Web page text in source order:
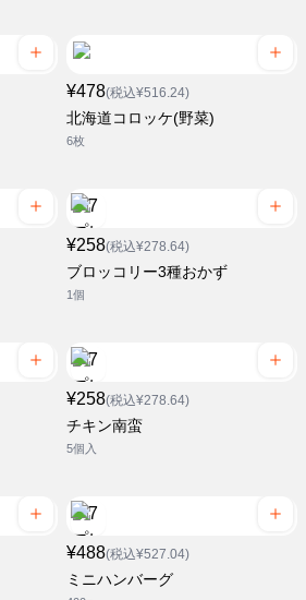
¥478(税込¥516.24)
北海道コロッケ(野菜)
6枚
¥258(税込¥278.64)
ブロッコリー3種おかず
1個
¥258(税込¥278.64)
チキン南蛮
5個入
¥488(税込¥527.04)
ミニハンバーグ